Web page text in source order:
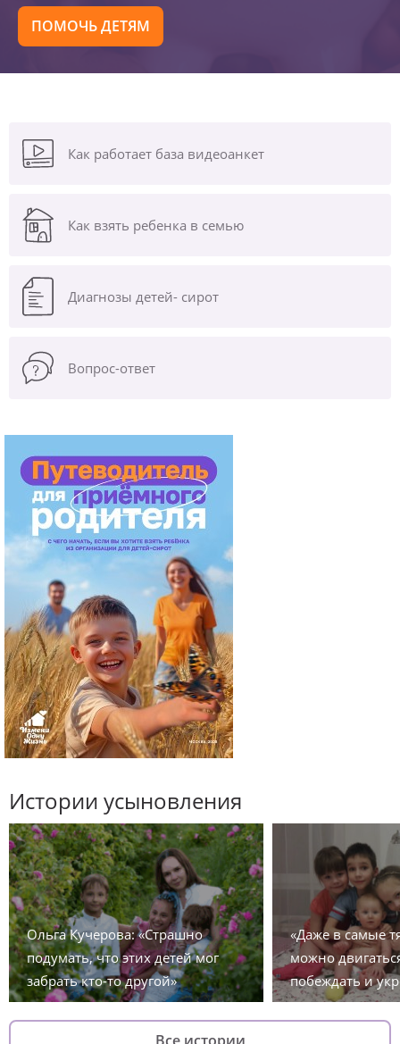
ПОМОЧЬ ДЕТЯМ
Как работает база видеоанкет
Как взять ребенка в семью
Диагнозы детей- сирот
Вопрос-ответ
Истории усыновления
Ольга Кучерова: «Страшно
подумать, что этих детей мог
забрать кто-то другой»
«Даже в самые
можно
побеждать и